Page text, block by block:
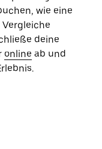
wie eine
Vergleiche
deine
online ab und